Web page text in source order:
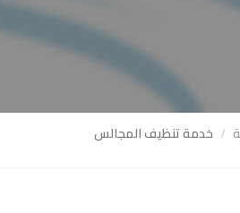
خدمة تنظيف المجالس